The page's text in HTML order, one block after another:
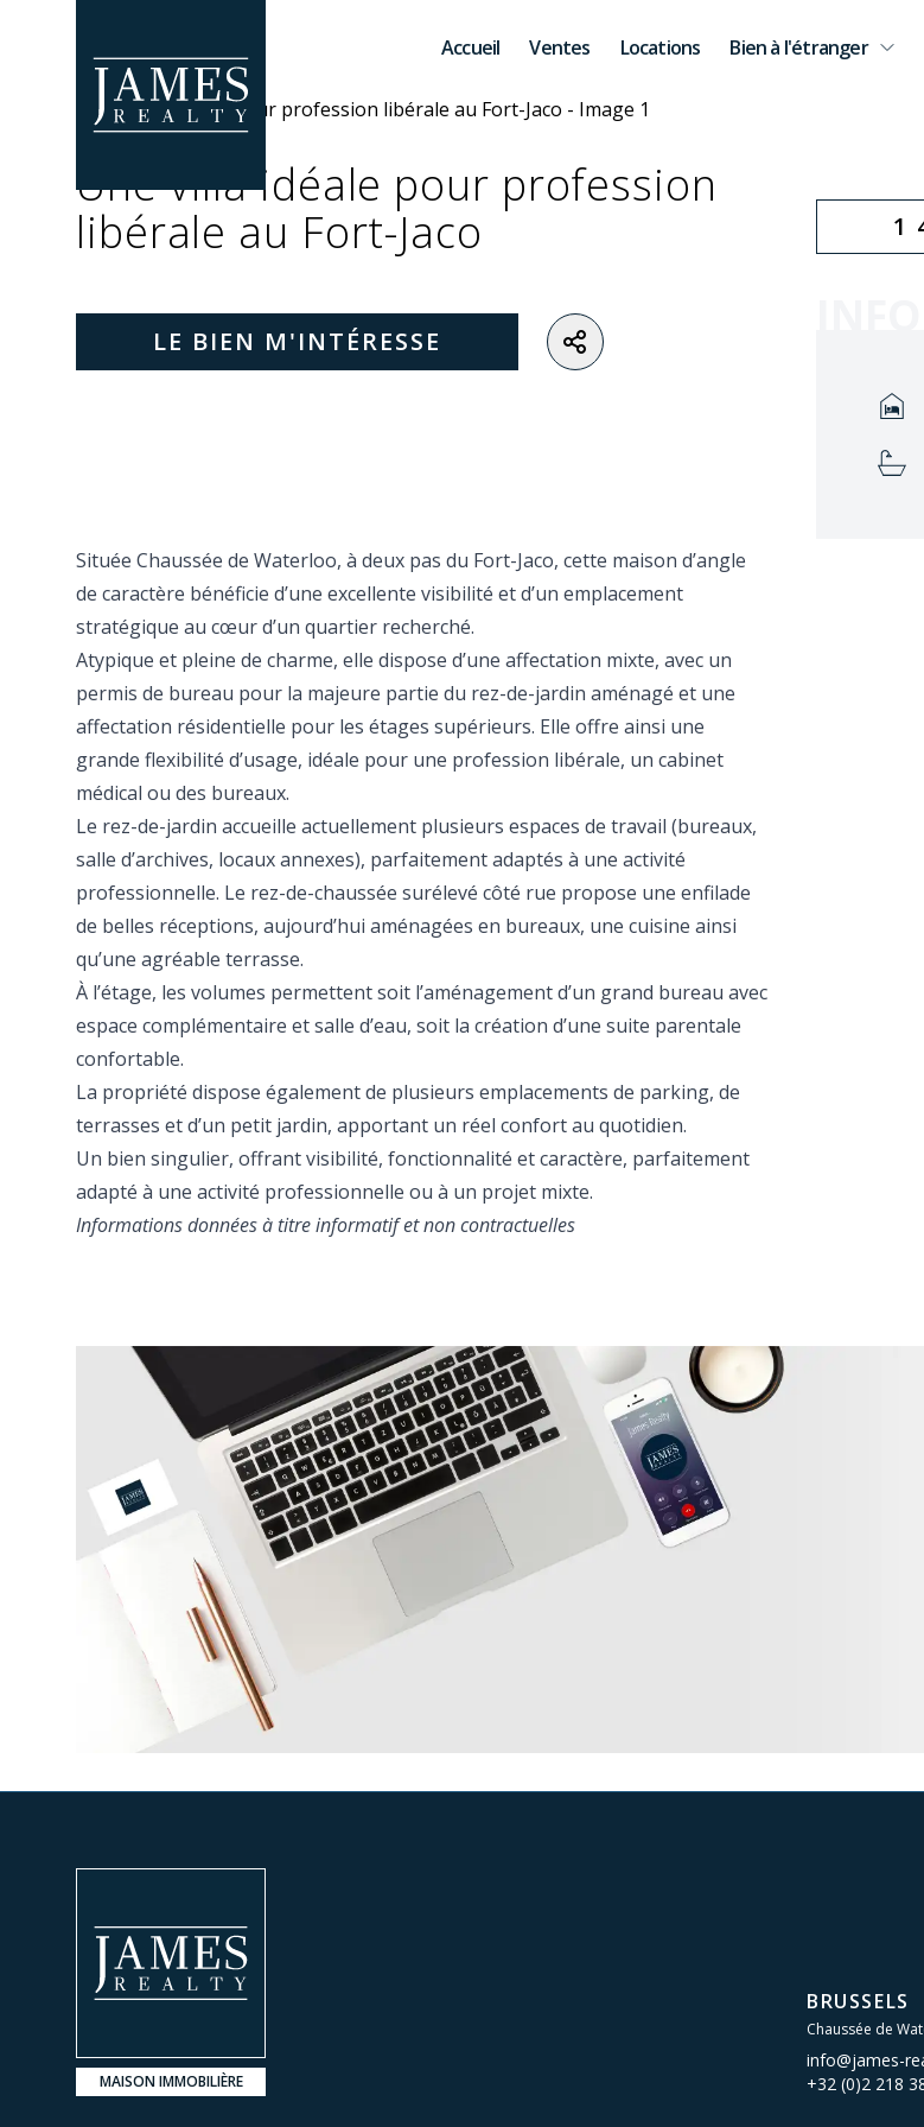
Accueil
Ventes Locations Bien à l'étranger
Une villa idéale pour profession
libérale au Fort-Jaco
LE BIEN M'INTÉRESSE
1
Située Chaussée de Waterloo, à deux pas du Fort-Jaco, cette maison d’angle
de caractère bénéficie d’une excellente visibilité et d’un emplacement
stratégique au cœur d’un quartier recherché.
Atypique et pleine de charme, elle dispose d’une affectation mixte, avec un
permis de bureau pour la majeure partie du rez-de-jardin aménagé et une
affectation résidentielle pour les étages supérieurs. Elle offre ainsi une
grande flexibilité d’usage, idéale pour une profession libérale, un cabinet
médical ou des bureaux.
Le rez-de-jardin accueille actuellement plusieurs espaces de travail (bureaux,
salle d’archives, locaux annexes), parfaitement adaptés à une activité
professionnelle. Le rez-de-chaussée surélevé côté rue propose une enfilade
de belles réceptions, aujourd’hui aménagées en bureaux, une cuisine ainsi
qu’une agréable terrasse.
À l’étage, les volumes permettent soit l’aménagement d’un grand bureau avec
espace complémentaire et salle d’eau, soit la création d’une suite parentale
confortable.
La propriété dispose également de plusieurs emplacements de parking, de
terrasses et d’un petit jardin, apportant un réel confort au quotidien.
Un bien singulier, offrant visibilité, fonctionnalité et caractère, parfaitement
adapté à une activité professionnelle ou à un projet mixte.
Informations données à titre informatif et non contractuelles
MAISON IMMOBILIÈRE
BRUSSELS
Chaussée de
info@james-
+32 (0)2 218